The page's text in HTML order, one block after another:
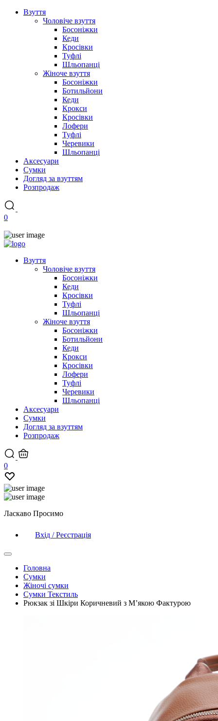
Взуття
Чоловіче взуття
Босоніжки
Кеди
Кросівки
Туфлі
Шльопанці
Жіноче взуття
Босоніжки
Ботильйони
Кеди
Крокси
Кросівки
Лофери
Туфлі
Черевики
Шльопанці
Аксесуари
Сумки
Догляд за взуттям
Розпродаж
0
Взуття
Чоловіче взуття
Босоніжки
Кеди
Кросівки
Туфлі
Шльопанці
Жіноче взуття
Босоніжки
Ботильйони
Кеди
Крокси
Кросівки
Лофери
Туфлі
Черевики
Шльопанці
Аксесуари
Сумки
Догляд за взуттям
Розпродаж
0
Ласкаво Просимо
Вхід / Реєстрація
Головна
Сумки
Жіночі сумки
Сумки Текстиль
Рюкзак зі Шкіри Коричневий з М’якою Фактурою